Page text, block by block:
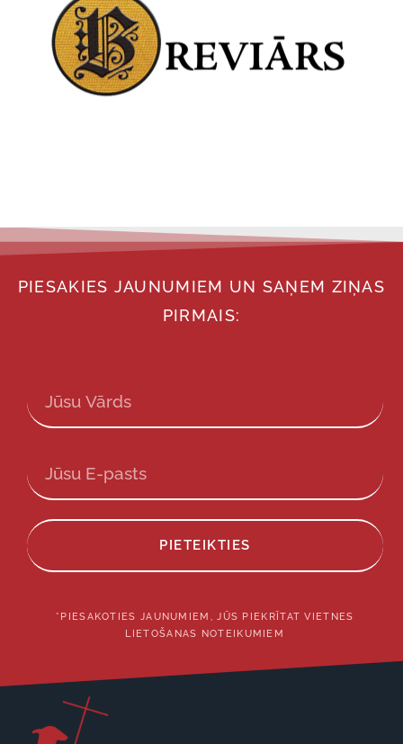
PIESAKIES JAUNUMIEM UN SAŅEM ZIŅAS
PIRMAIS:
PIETEIKTIES
*PIESAKOTIES JAUNUMIEM, JŪS PIEKRĪTAT VIETNES
LIETOŠANAS NOTEIKUMIEM